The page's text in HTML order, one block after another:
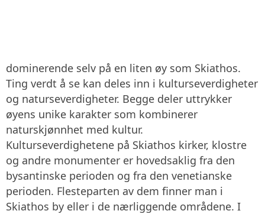
dominerende selv på en liten øy som Skiathos.
Ting verdt å se kan deles inn i kulturseverdigheter
og naturseverdigheter. Begge deler uttrykker
øyens unike karakter som kombinerer
naturskjønnhet med kultur.
Kulturseverdighetene på Skiathos kirker, klostre
og andre monumenter er hovedsaklig fra den
bysantinske perioden og fra den venetianske
perioden. Flesteparten av dem finner man i
Skiathos by eller i de nærliggende områdene. I